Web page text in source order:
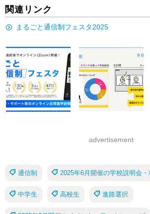
関連リンク
まるごと通信制フェスタ2025
advertisement
通信制 2025年6月開催の学校説明会・
中学生 高校生 進路選択